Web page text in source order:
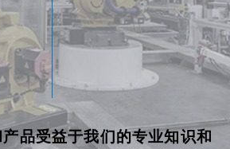
品受益于我们的专业知识和